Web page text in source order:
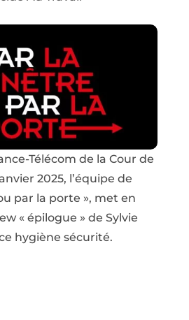
Télécom de la Cour de
2025, l’équipe de
par la porte », met en
« épilogue » de Sylvie
hygiène sécurité.